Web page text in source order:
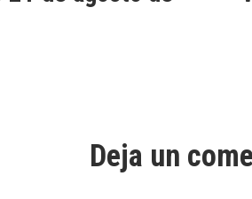
Deja un